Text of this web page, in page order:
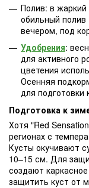
Полив: в жаркий
обильный
вечером, под
Удобрения:
для активного
цветения
Осенняя
для подготовки
Подготовка к
Хотя "Red
регионах с
Кусты окучивают
10–15 см. Для
создают
защитить куст от